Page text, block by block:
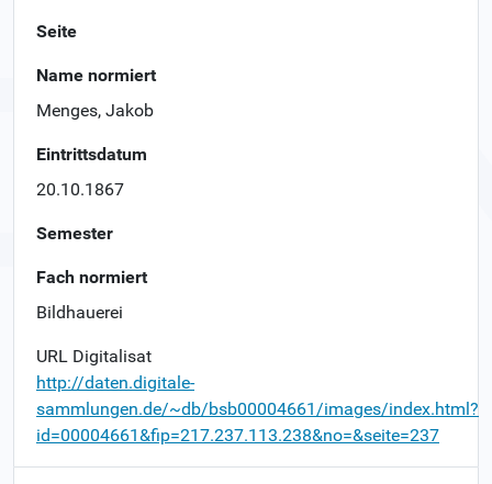
Seite
Name normiert
Menges, Jakob
Eintrittsdatum
20.10.1867
Semester
Fach normiert
Bildhauerei
URL Digitalisat
http://daten.digitale-
sammlungen.de/~db/bsb00004661/images/index.html?
id=00004661&fip=217.237.113.238&no=&seite=237